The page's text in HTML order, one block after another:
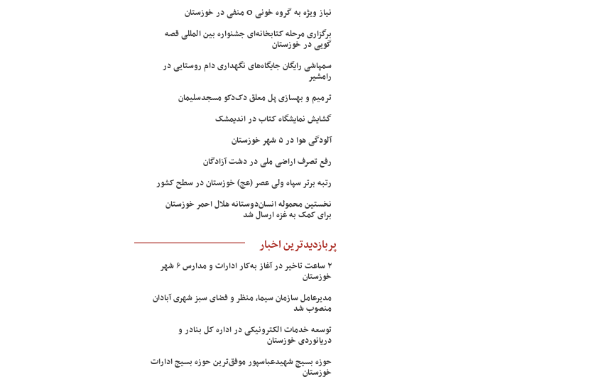
نیاز ویژه به گروه خونی O منفی در خوزستان
برگزاری مرحله کتابخانه‌ای جشنواره بین المللی قصه
گویی در خوزستان
سمپاشی رایگان جایگاه‌های نگهداری دام روستایی در
رامشیر
ترمیم و بهسازی پل معلق دک‌دکو مسجدسلیمان
گشایش نمایشگاه کتاب در اندیمشک
آلودگی هوا در ۵ شهر خوزستان
رفع تصرف اراضی ملی در دشت آزادگان
رتبه برتر سپاه ولی عصر (عج) خوزستان در سطح کشور
نخستین محموله انسان‌دوستانه هلال احمر خوزستان
برای کمک به غزه ارسال شد
پربازدیدترین اخبار
۲ ساعت تاخیر در آغاز به‌کار ادارات و مدارس ۶ شهر
خوزستان
مدیرعامل سازمان سیما، منظر و فضای سبز شهری آبادان
منصوب شد
توسعه خدمات الکترونیکی در اداره کل بنادر و
دریانوردی خوزستان
حوزه بسیج شهیدعباسپور موفق‌ترین حوزه بسیج ادارات
خوزستان